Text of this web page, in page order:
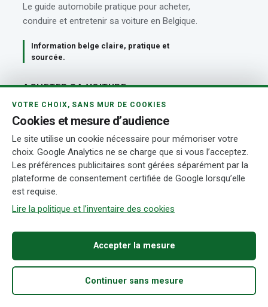
Le guide automobile pratique pour acheter,
conduire et entretenir sa voiture en Belgique.
Information belge claire, pratique et
sourcée.
ACHETER SA VOITURE
Voitures par budget
Acheter une voiture d’occasion
Financement et leasing automobile
Comparatifs automobiles
Importer une voiture en Belgique
Fiabilité par marque
Guides de fiabilité par modèle
Accueil Acheter Fiabilité Démarches Recherche
VOTRE CHOIX, SANS MUR DE COOKIES
Cookies et mesure d’audience
Le site utilise un cookie nécessaire pour mémoriser votre
choix. Google Analytics ne se charge que si vous l’acceptez.
Les préférences publicitaires sont gérées séparément par la
plateforme de consentement certifiée de Google lorsqu’elle
est requise.
Lire la politique et l’inventaire des cookies
Accepter la mesure
Continuer sans mesure